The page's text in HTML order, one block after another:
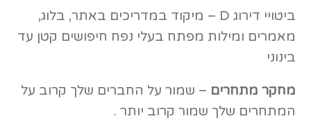
ביטויי דירוג D – מיקוד במדריכים באתר, בלוג,
מאמרים ומילות מפתח בעלי נפח חיפושים קטן עד
בינוני
מחקר מתחרים – שמור על החברים שלך קרוב על
המתחרים שלך שמור קרוב יותר .